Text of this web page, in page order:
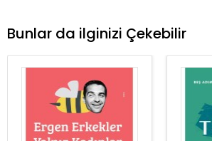
Bunlar da ilginizi Çekebilir